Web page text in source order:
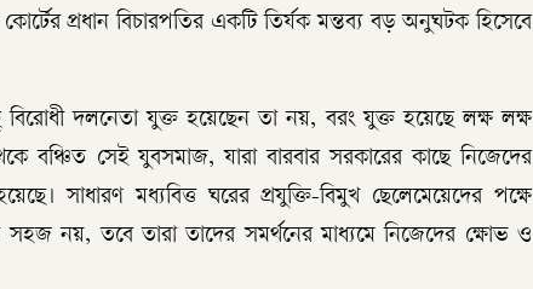
প্রধান বিচারপতির একটি তির্যক মন্তব্য বড় অনুঘটক হিসেবে
দলনেতা যুক্ত হয়েছেন তা নয়, বরং যুক্ত হয়েছে লক্ষ লক্ষ
বঞ্চিত সেই যুবসমাজ, যারা বারবার সরকারের কাছে নিজেদের
সাধারণ মধ্যবিত্ত ঘরের প্রযুক্তি-বিমুখ ছেলেমেয়েদের পক্ষে
নয়, তবে তারা তাদের সমর্থনের মাধ্যমে নিজেদের ক্ষোভ ও